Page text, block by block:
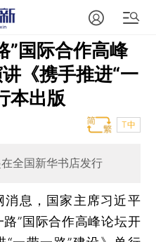
”国际合作高峰
《携手推进“一
本出版
T中
全国新华书店发行
消息，国家主席习近平
”国际合作高峰论坛开